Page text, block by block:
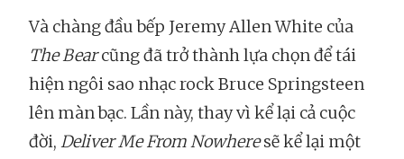
Và chàng đầu bếp Jeremy Allen White của
The Bearcũng đã trở thành lựa chọn để tái
hiện ngôi sao nhạc rock Bruce Springsteen
lên màn bạc. Lần này, thay vì kể lại cả cuộc
đời, Deliver Me From Nowheresẽ kể lại một